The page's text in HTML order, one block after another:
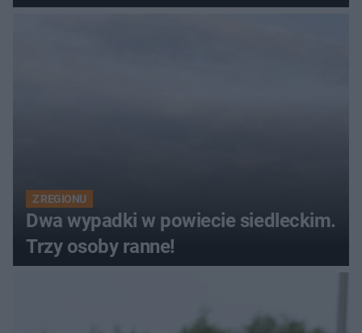
Z REGIONU
Dwa wypadki w powiecie siedleckim.
Trzy osoby ranne!